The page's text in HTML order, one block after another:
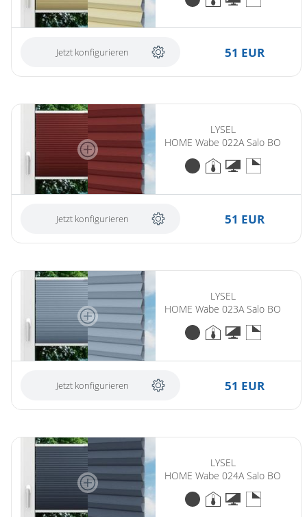
Jetzt konfigurieren 51 EUR
LYSEL
HOME Wabe 022A Salo BO
Jetzt konfigurieren 51 EUR
LYSEL
HOME Wabe 023A Salo BO
Jetzt konfigurieren 51 EUR
LYSEL
HOME Wabe 024A Salo BO